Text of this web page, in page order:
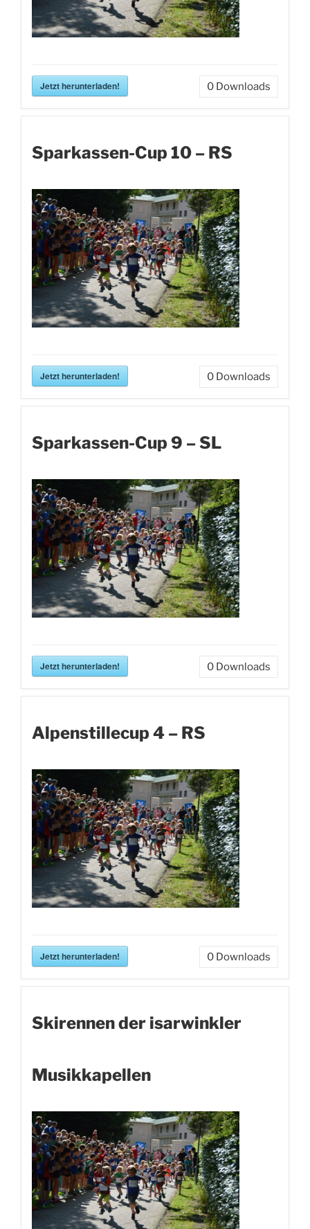
Jetzt herunterladen! 0 Downloads
Sparkassen-Cup 10 – RS
Jetzt herunterladen! 0 Downloads
Sparkassen-Cup 9 – SL
Jetzt herunterladen! 0 Downloads
Alpenstillecup 4 – RS
Jetzt herunterladen! 0 Downloads
Skirennen der isarwinkler
Musikkapellen